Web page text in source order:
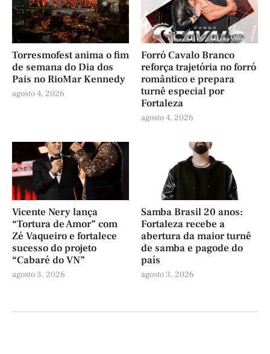
Torresmofest anima o fim
de semana do Dia dos
Pais no RioMar Kennedy
agosto 4, 2026
Forró Cavalo Branco
reforça trajetória no forró
romântico e prepara
turnê especial por
Fortaleza
agosto 4, 2026
Vicente Nery lança
“Tortura de Amor” com
Zé Vaqueiro e fortalece
sucesso do projeto
“Cabaré do VN”
agosto 3, 2026
Samba Brasil 20 anos:
Fortaleza recebe a
abertura da maior turnê
de samba e pagode do
país
agosto 3, 2026